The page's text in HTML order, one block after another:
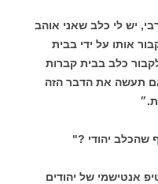
יש לי כלב שאני אוהב
אותו על ידי בבית
כלב בבית קברות
תעשה את הדבר הזה
יהודי ?"
אנטישמי של יהודים